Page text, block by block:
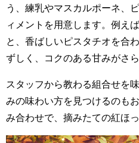
う、練乳やマスカルポーネ、
ィメントを用意します。例え
と、香ばしいピスタチオを合
ずしく、コクのある甘みがさ
スタッフから教わる組合せを
みの味わい方を見つけるのも
み合わせで、摘みたての紅ほ